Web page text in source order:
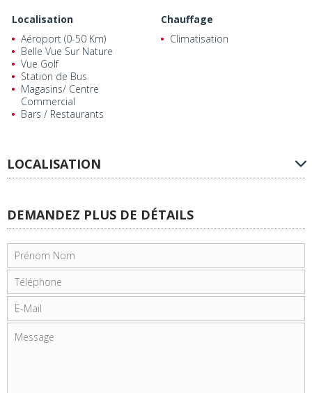
Localisation
Aéroport (0-50 Km)
Belle Vue Sur Nature
Vue Golf
Station de Bus
Magasins/ Centre
Commercial
Bars / Restaurants
Chauffage
Climatisation
LOCALISATION
DEMANDEZ PLUS DE DÉTAILS